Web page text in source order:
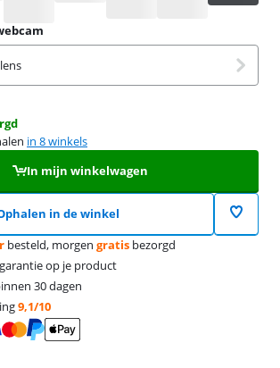
in 8 winkels
In mijn winkelwagen
in de winkel
besteld, morgen gratis bezorgd
garantie op je product
30 dagen
9,1/10